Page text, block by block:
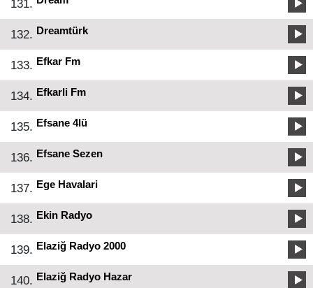
131.
132. Dreamtürk
133. Efkar Fm
134. Efkarli Fm
135. Efsane 4lü
136. Efsane Sezen
137. Ege Havalari
138. Ekin Radyo
139. Elaziğ Radyo 2000
140. Elaziğ Radyo Hazar